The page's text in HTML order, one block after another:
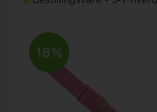
18%